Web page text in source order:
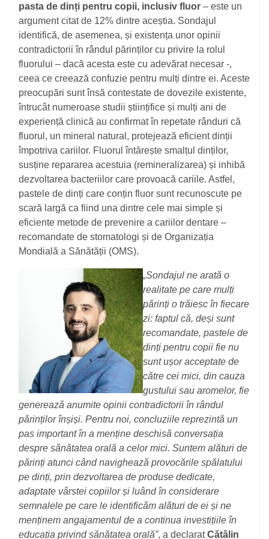
pasta de dinți pentru copii, inclusiv fluor – este un
argument citat de 12% dintre aceștia. Sondajul
identifică, de asemenea, și existența unor opinii
contradictorii în rândul părinților cu privire la rolul
fluorului – dacă acesta este cu adevărat necesar -,
ceea ce creează confuzie pentru mulți dintre ei. Aceste
preocupări sunt însă contestate de dovezile existente,
întrucât numeroase studii științifice și mulți ani de
experiență clinică au confirmat în repetate rânduri că
fluorul, un mineral natural, protejează eficient dinții
împotriva cariilor. Fluorul întărește smalțul dinților,
susține repararea acestuia (remineralizarea) și inhibă
dezvoltarea bacteriilor care provoacă cariile. Astfel,
pastele de dinți care conțin fluor sunt recunoscute pe
scară largă ca fiind una dintre cele mai simple și
eficiente metode de prevenire a cariilor dentare –
recomandate de stomatologi și de Organizația
Mondială a Sănătății (OMS).
„Sondajul ne arată o
realitate pe care mulți
părinți o trăiesc în fiecare
zi: faptul că, deși sunt
recomandate, pastele de
dinți pentru copii fie nu
sunt ușor acceptate de
către cei mici, din cauza
gustului sau aromelor, fie
generează anumite opinii contradictorii în rândul
părinților înșiși. Pentru noi, concluziile reprezintă un
pas important în a menține deschisă conversația
despre sănătatea orală a celor mici. Suntem alături de
părinți atunci când navighează provocările spălatului
pe dinți, prin dezvoltarea de produse dedicate,
adaptate vârstei copiilor și luând în considerare
semnalele pe care le identificăm alături de ei și ne
menținem angajamentul de a continua investițiile în
educația privind sănătatea orală”, a declaratCătălin